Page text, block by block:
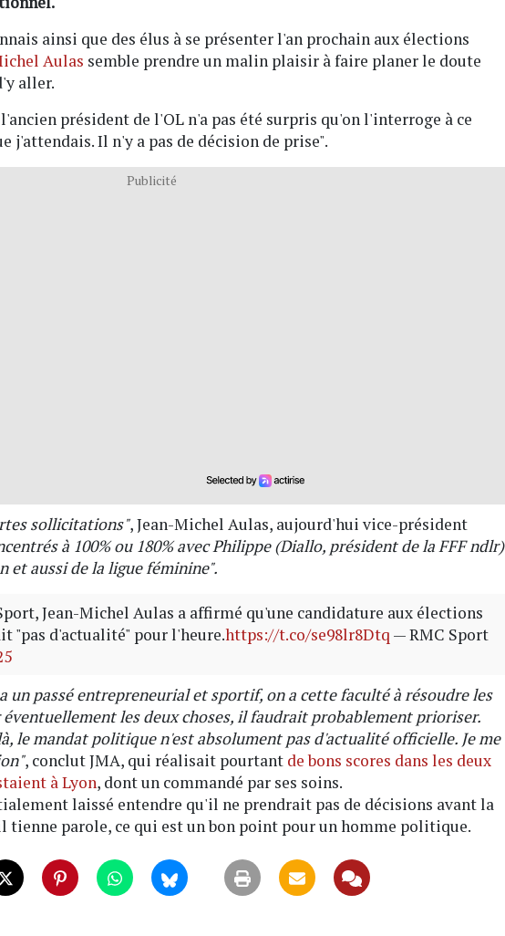
ainsi que des élus à se présenter l'an prochain aux élections
Aulas semble prendre un malin plaisir à faire planer le doute
aller.
président de l'OL n'a pas été surpris qu'on l'interroge à ce
j'attendais. Il n'y a pas de décision de prise".
Publicité
sollicitations", Jean-Michel Aulas, aujourd'hui vice-président
à 100% ou 180% avec Philippe (Diallo, président de la FFF ndlr)
et aussi de la ligue féminine".
Jean-Michel Aulas a affirmé qu'une candidature aux élections
"pas d'actualité" pour l'heure.https://t.co/se98lr8Dtq — RMC Sport
un passé entrepreneurial et sportif, on a cette faculté à résoudre les
les deux choses, il faudrait probablement prioriser.
le mandat politique n'est absolument pas d'actualité officielle. Je me
, conclut JMA, qui réalisait pourtant de bons scores dans les deux
à Lyon, dont un commandé par ses soins.
laissé entendre qu'il ne prendrait pas de décisions avant la
tienne parole, ce qui est un bon point pour un homme politique.